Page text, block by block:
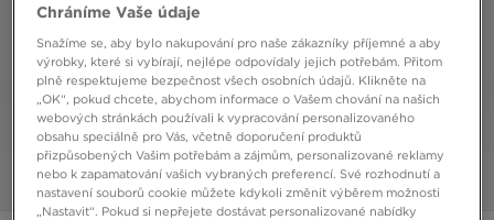
Obrázky 360°
Chráníme Vaše údaje
Snažíme se, aby bylo nakupování pro naše zákazníky příjemné a aby
výrobky, které si vybírají, nejlépe odpovídaly jejich potřebám. Přitom
plně respektujeme bezpečnost všech osobních údajů. Klikněte na
„OK“, pokud chcete, abychom informace o Vašem chování na našich
webových stránkách používali k vypracování personalizovaného
obsahu speciálně pro Vás, včetně doporučení produktů
přizpůsobených Vašim potřebám a zájmům, personalizované reklamy
nebo k zapamatování vašich vybraných preferencí. Své rozhodnutí a
nastavení souborů cookie můžete kdykoli změnit výběrem možnosti
„Nastavit“. Pokud si nepřejete dostávat personalizované nabídky